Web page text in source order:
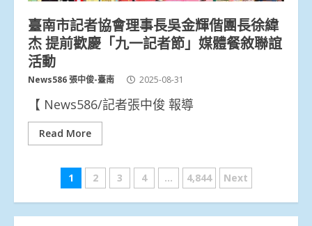
臺南市記者協會理事長吳金輝偕團長徐緯
杰 提前歡慶「九一記者節」媒體餐敘聯誼
活動
News586 張中俊-臺南 2025-08-31
【 News586/記者張中俊 報導
Read More
文
章
1 2 3 4 ... 4,844 Next